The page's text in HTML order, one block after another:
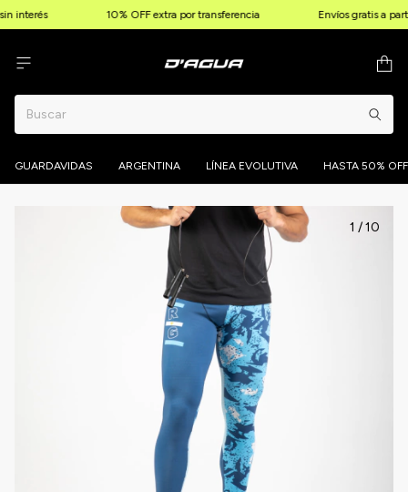
interés 10% OFF extra por transferencia Envíos gratis a
GUARDAVIDAS ARGENTINA LÍNEA EVOLUTIVA HASTA 50% OFF
1 /10